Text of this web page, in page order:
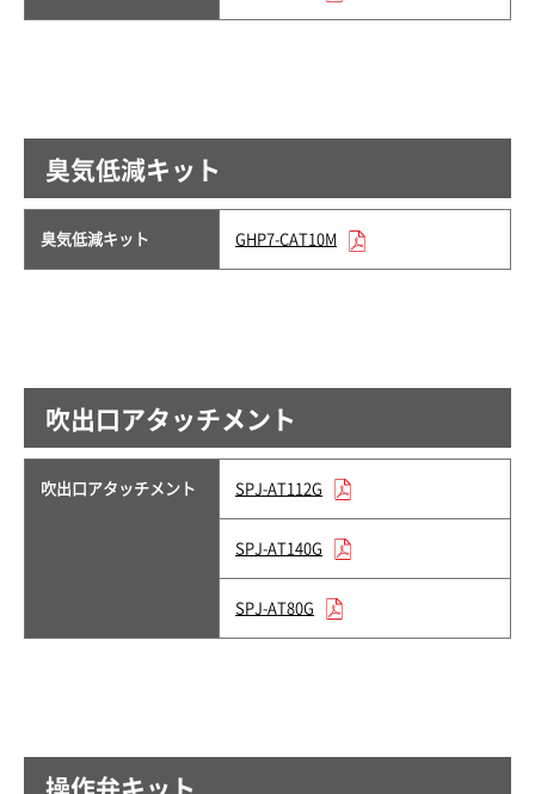
臭気低減キット
臭気低減キット GHP7-CAT10M
吹出口アタッチメント
吹出口アタッチメント SPJ-AT112G
SPJ-AT140G
SPJ-AT80G
操作弁キット